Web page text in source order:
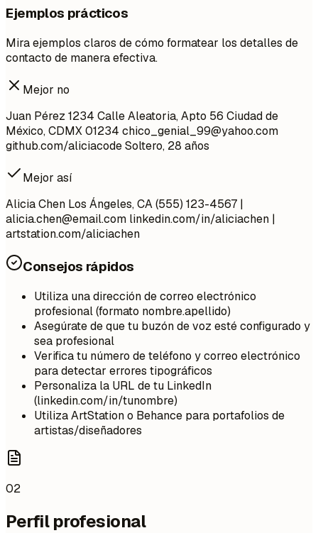
Ejemplos prácticos
Mira ejemplos claros de cómo formatear los detalles de
contacto de manera efectiva.
Mejor no
Juan Pérez 1234 Calle Aleatoria, Apto 56 Ciudad de
México, CDMX 01234 chico_genial_99@yahoo.com
github.com/aliciacode Soltero, 28 años
Mejor así
Alicia Chen Los Ángeles, CA (555) 123-4567 |
alicia.chen@email.com linkedin.com/in/aliciachen |
artstation.com/aliciachen
Consejos rápidos
Utiliza una dirección de correo electrónico
profesional (formato nombre.apellido)
Asegúrate de que tu buzón de voz esté configurado y
sea profesional
Verifica tu número de teléfono y correo electrónico
para detectar errores tipográficos
Personaliza la URL de tu LinkedIn
(linkedin.com/in/tunombre)
Utiliza ArtStation o Behance para portafolios de
artistas/diseñadores
02
Perfil profesional